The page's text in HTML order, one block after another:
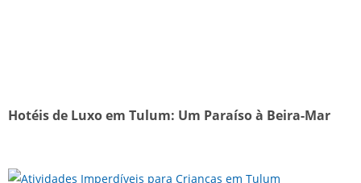
Hotéis de Luxo em Tulum: Um Paraíso à Beira-Mar